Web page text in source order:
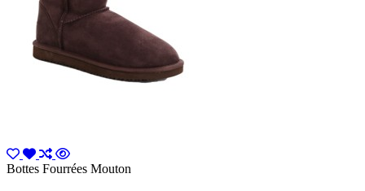
Bottes Fourrées Mouton